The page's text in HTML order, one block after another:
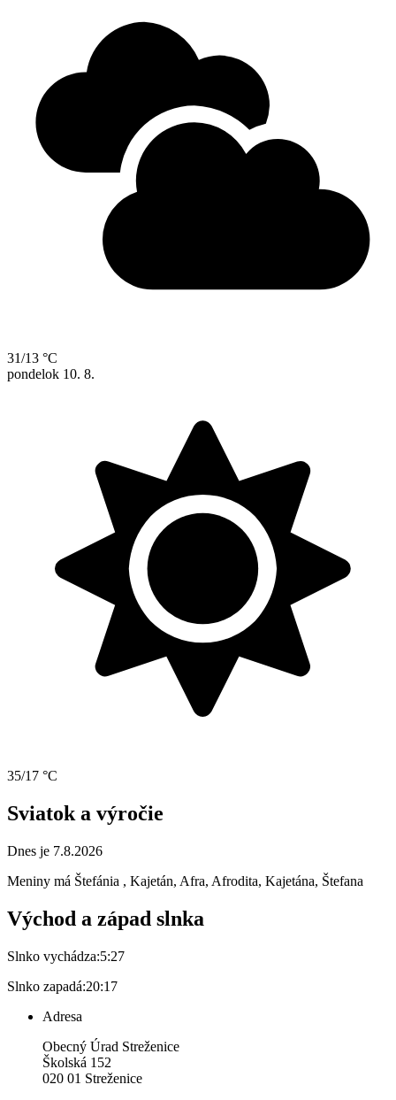
31/13 °C
pondelok 10. 8.
35/17 °C
Sviatok a výročie
Dnes je 7.8.2026
Meniny má Štefánia , Kajetán, Afra, Afrodita, Kajetána, Štefana
Východ a západ slnka
Slnko vychádza:5:27
Slnko zapadá:20:17
Adresa
Obecný Úrad Streženice
Školská 152
020 01 Streženice